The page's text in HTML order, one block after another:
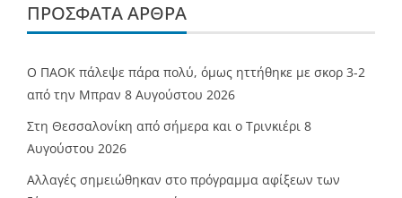
ΠΡΌΣΦΑΤΑ ΆΡΘΡΑ
Ο ΠΑΟΚ πάλεψε πάρα πολύ, όμως ηττήθηκε με σκορ 3-2
από την Μπραν 8 Αυγούστου 2026
Στη Θεσσαλονίκη από σήμερα και ο Τρινκιέρι 8
Αυγούστου 2026
Αλλαγές σημειώθηκαν στο πρόγραμμα αφίξεων των